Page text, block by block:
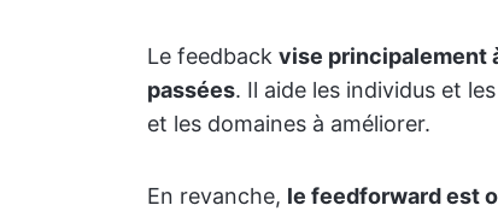
Le feedback vise principalement
passées. Il aide les individus et
et les domaines à améliorer.
En revanche, le feedforward est